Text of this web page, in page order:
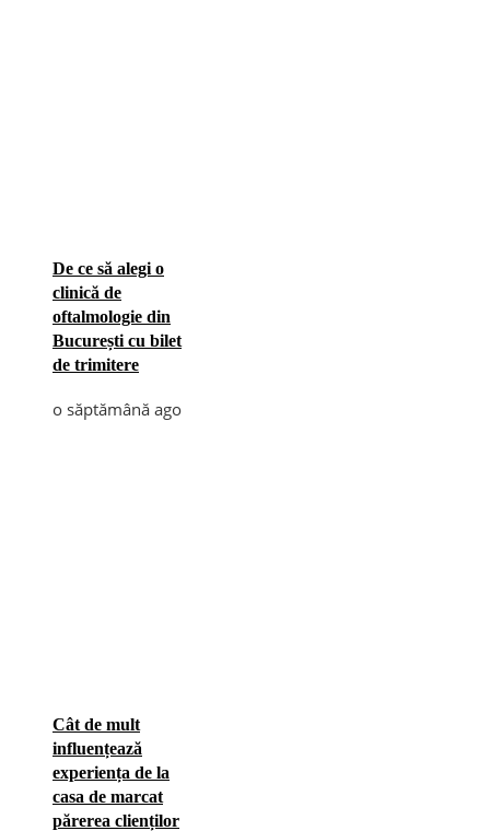
De ce să alegi o
clinică de
oftalmologie din
București cu bilet
de trimitere
o săptămână ago
Cât de mult
influențează
experiența de la
casa de marcat
părerea clienților